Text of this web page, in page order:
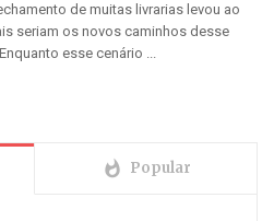
de muitas livrarias levou ao
seriam os novos caminhos desse
esse cenário ...
whatshot Popular